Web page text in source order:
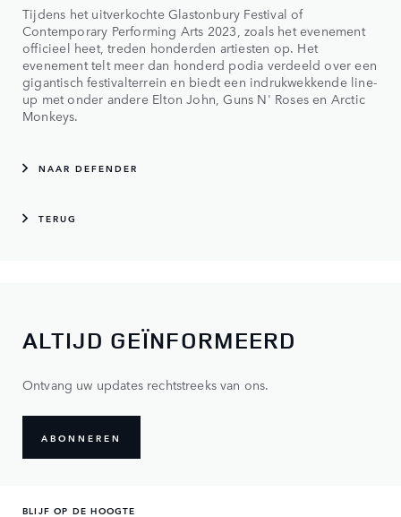
Tijdens het uitverkochte Glastonbury Festival of
Contemporary Performing Arts 2023, zoals het evenement
officieel heet, treden honderden artiesten op. Het
evenement telt meer dan honderd podia verdeeld over een
gigantisch festivalterrein en biedt een indrukwekkende line-
up met onder andere Elton John, Guns N' Roses en Arctic
Monkeys.
NAAR DEFENDER
TERUG
ALTIJD GEÏNFORMEERD
Ontvang uw updates rechtstreeks van ons.
ABONNEREN
BLIJF OP DE HOOGTE